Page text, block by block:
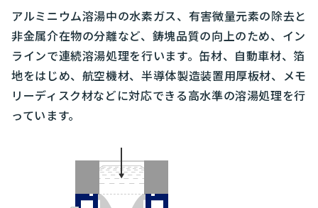
アルミニウム溶湯中の水素ガス、有害微量元素の除去と
非金属介在物の分離など、鋳塊品質の向上のため、イン
ラインで連続溶湯処理を行います。缶材、自動車材、箔
地をはじめ、航空機材、半導体製造装置用厚板材、メモ
リーディスク材などに対応できる高水準の溶湯処理を行
っています。